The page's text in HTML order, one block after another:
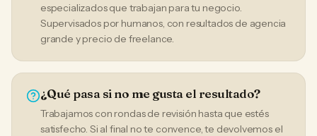
especializados que trabajan para tu negocio.
Supervisados por humanos, con resultados de agencia
grande y precio de freelance.
¿Qué pasa si no me gusta el resultado?
Trabajamos con rondas de revisión hasta que estés
satisfecho. Si al final no te convence, te devolvemos el